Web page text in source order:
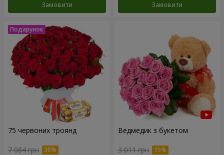
Замовити Замовити
75 червоних троянд
7 084 грн
Ведмедик з букетом
3 011 грн